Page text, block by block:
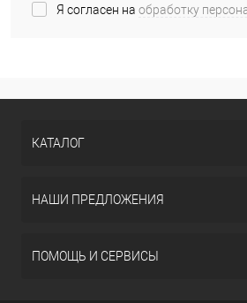
Я согласен на обработку
КАТАЛОГ
НАШИ ПРЕДЛОЖЕНИЯ
ПОМОЩЬ И СЕРВИСЫ